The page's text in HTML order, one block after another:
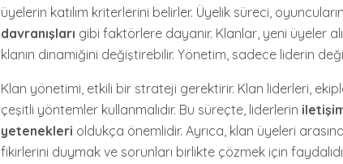
üyelerin katılım kriterlerini belirler. Üyelik süreci, oyuncuların
davranışları gibi faktörlere dayanır. Klanlar, yeni üyeler
klanın dinamiğini değiştirebilir. Yönetim, sadece liderin
Klan yönetimi, etkili bir strateji gerektirir. Klan liderleri,
çeşitli yöntemler kullanmalıdır. Bu süreçte, liderlerin
yetenekleri oldukça önemlidir. Ayrıca, klan üyeleri
fikirlerini duymak ve sorunları birlikte çözmek için